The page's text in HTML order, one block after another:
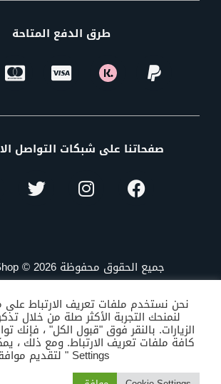
طرق الدفع المتاحة
صفحاتنا على شبكات التواصل
جميع الحقوق محفوظة Aleppo Shop © 2026
نحن نستخدم ملفات تعريف الارتباط على
لنمنحك التجربة الأكثر صلة من خلال
الزيارات. بالنقر فوق "قبول الكل" ، فإنك
Settings " لتقديم موافقة خاضعة للرقابة.